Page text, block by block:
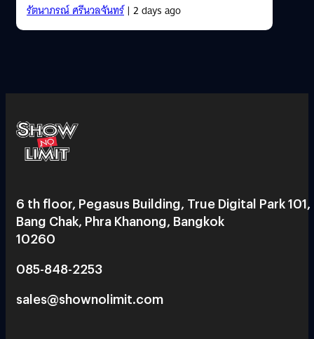
รัตนาภรณ์ ศรีนวลจันทร์| 2 days ago
6 th floor, Pegasus Building, True Digital Park 101,
Bang Chak, Phra Khanong, Bangkok
10260
085-848-2253
sales@shownolimit.com